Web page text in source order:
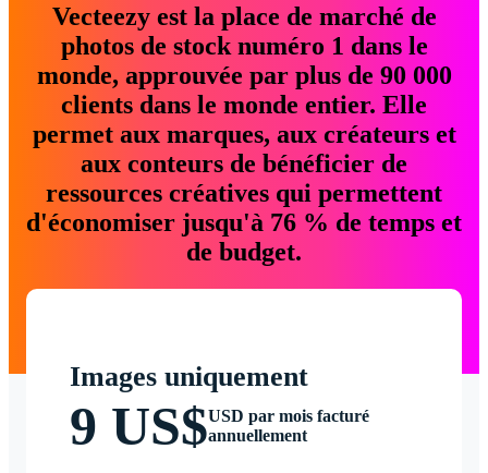
Vecteezy est la place de marché de
photos de stock numéro 1 dans le
monde, approuvée par plus de 90 000
clients dans le monde entier. Elle
permet aux marques, aux créateurs et
aux conteurs de bénéficier de
ressources créatives qui permettent
d'économiser jusqu'à 76 % de temps et
de budget.
Images uniquement
9 US$USD par mois facturé
annuellement